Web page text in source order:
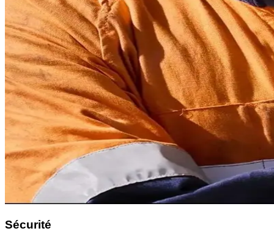
Sécurité